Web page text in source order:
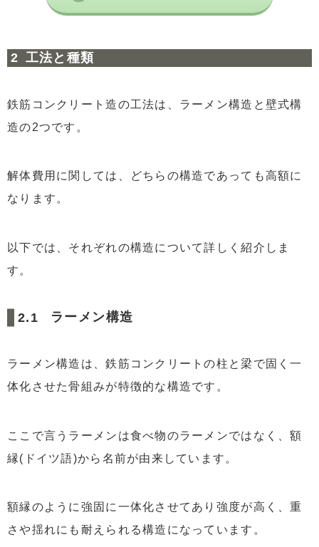
工法と種類
鉄筋コンクリート造の工法は、ラーメン構造と壁式構
造の2つです。
解体費用に関しては、どちらの構造であっても高額に
なります。
以下では、それぞれの構造について詳しく紹介しま
す。
ラーメン構造
ラーメン構造は、鉄筋コンクリートの柱と梁で固く一
体化させた骨組みが特徴的な構造です。
ここで言うラーメンは食べ物のラーメンではなく、額
縁(ドイツ語)から名前が由来しています。
額縁のように強固に一体化させてあり強度が高く、重
さや揺れにも耐えられる構造になっています。